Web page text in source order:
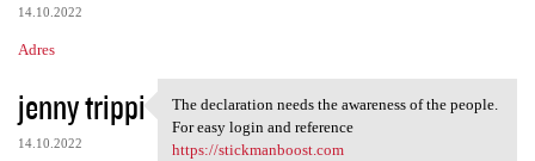
14.10.2022
Adres
jenny trippi
14.10.2022
The declaration needs the
The declaration needs the awareness of the people.
For easy login and reference
https://stickmanboost.com